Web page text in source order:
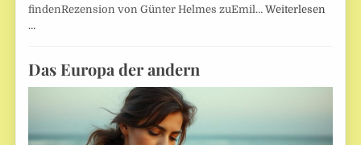
findenRezension von Günter Helmes zuEmil…Weiterlesen
…
Das Europa der andern